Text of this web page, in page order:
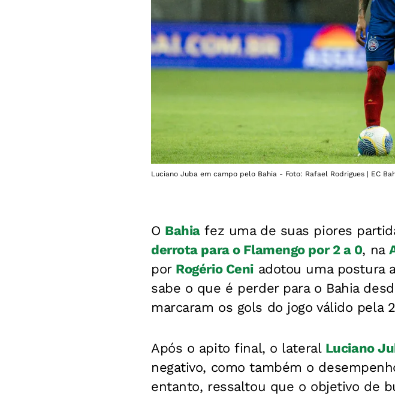
Luciano Juba em campo pelo Bahia - Foto: Rafael Rodrigues | EC
O Bahiafez uma de suas piores
derrota para o Flamengo por 2 a 0, na
por Rogério Ceniadotou uma postura
sabe o que é perder para o Bahia
marcaram os gols do jogo válido pela
Após o apito final, o lateral Luciano
negativo, como também o
entanto, ressaltou que o objetivo de